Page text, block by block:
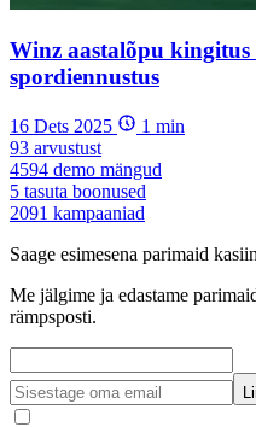
Winz aastalõpu kingitus
spordiennustus
16 Dets 2025 1 min
93 arvustust
4594 demo mängud
5 tasuta boonused
2091 kampaaniad
Saage esimesena parimaid
Me jälgime ja edastame
rämpsposti.